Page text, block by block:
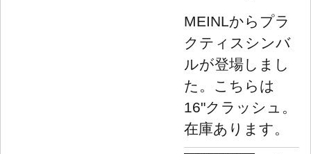
MEINLからプラ
クティスシンバ
ルが登場しまし
た。こちらは
16"クラッシュ。
在庫あります。